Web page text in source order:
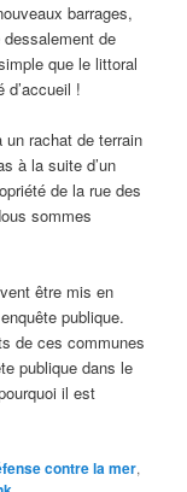
barrages,
de
que le littoral
!
un rachat de terrain
à la suite d’un
de la rue des
sommes
être mis en
publique.
de ces communes
publique dans le
il est
contre la mer,